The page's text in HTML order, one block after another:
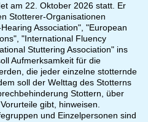
am 22. Oktober 2026 statt. Er
Stotterer-Organisationen
Association", "European
"International Fluency
Stuttering Association" ins
Aufmerksamkeit für die
die jeder einzelne stotternde
soll der Welttag des Stotterns
Stottern, über
gibt, hinweisen.
und Einzelpersonen sind